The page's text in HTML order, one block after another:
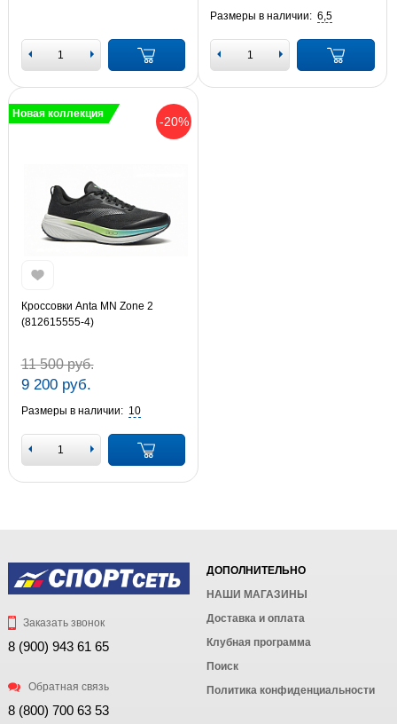
Размеры в наличии: 6,5
-20%
Новая коллекция
Кроссовки Anta MN Zone 2
(812615555-4)
11 500 руб.
9 200 руб.
Размеры в наличии: 10
Заказать звонок
8 (900) 943 61 65
Обратная связь
8 (800) 700 63 53
ДОПОЛНИТЕЛЬНО
НАШИ МАГАЗИНЫ
Доставка и оплата
Клубная программа
Поиск
Политика конфиденциальности